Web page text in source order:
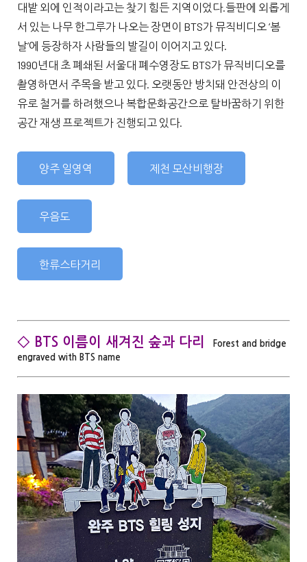
대밭 외에 인적이라고는 찾기 힘든 지역이었다.들판에 외롭게
서 있는 나무 한그루가 나오는 장면이 BTS가 뮤직비디오 ‘봄
날’에 등장하자 사람들의 발길이 이어지고 있다.
1990년대 초 폐쇄된 서울대 폐수영장도 BTS가 뮤직비디오를
촬영하면서 주목을 받고 있다. 오랫동안 방치돼 안전상의 이
유로 철거를 하려했으나 복합문화공간으로 탈바꿈하기 위한
공간 재생 프로젝트가 진행되고 있다.
양주 일영역 제천 모산비행장
우음도
한류스타거리
◇ BTS 이름이 새겨진 숲과 다리
Forest and bridge
engraved with BTS name